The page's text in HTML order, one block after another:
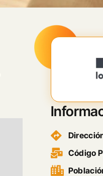
Código